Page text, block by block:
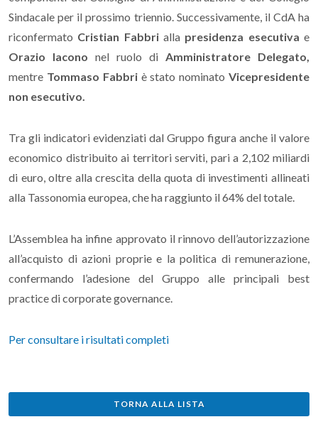
Sindacale per il prossimo triennio. Successivamente, il CdA ha
riconfermato Cristian Fabbrialla presidenza esecutiva e
Orazio Iacono nel ruolo di Amministratore Delegato,
mentre Tommaso Fabbriè stato nominatoVicepresidente
non esecutivo.
Tra gli indicatori evidenziati dal Gruppo figura anche il valore
economico distribuito ai territori serviti, pari a 2,102 miliardi
di euro, oltre alla crescita della quota di investimenti allineati
alla Tassonomia europea, che ha raggiunto il 64% del totale.
L’Assemblea ha infine approvato il rinnovo dell’autorizzazione
all’acquisto di azioni proprie e la politica di remunerazione,
confermando l’adesione del Gruppo alle principali best
practice di corporate governance.
Per consultare i risultati completi
TORNA ALLA LISTA